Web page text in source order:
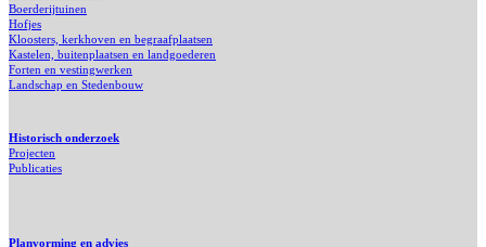
Boerderijtuinen
Hofjes
Kloosters, kerkhoven en begraafplaatsen
Kastelen, buitenplaatsen en landgoederen
Forten en vestingwerken
Landschap en Stedenbouw
Historisch onderzoek
Projecten
Publicaties
Planvorming en advies